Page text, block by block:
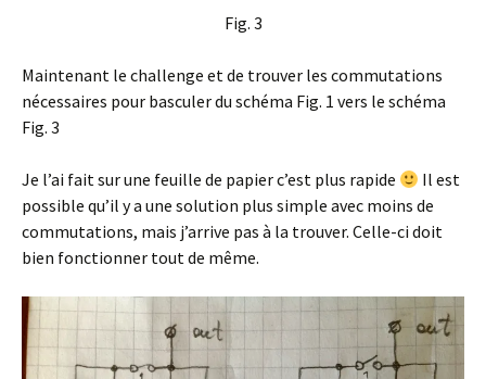
Fig. 3
Maintenant le challenge et de trouver les commutations
nécessaires pour basculer du schéma Fig. 1 vers le schéma
Fig. 3
Je l’ai fait sur une feuille de papier c’est plus rapide
Il est
possible qu’il y a une solution plus simple avec moins de
commutations, mais j’arrive pas à la trouver. Celle-ci doit
bien fonctionner tout de même.